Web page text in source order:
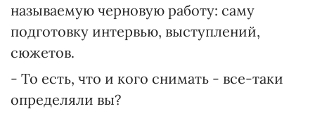
называемую черновую работу: саму
подготовку интервью, выступлений,
сюжетов.
- То есть, что и кого снимать - все-таки
определяли вы?